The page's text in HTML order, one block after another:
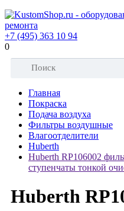
+7 (495) 363 10 94
0
Главная
Покраска
Подача воздуха
Фильтры воздушные
Влагоотделители
Huberth
Huberth RP106002
ступенчаты тонкой
Huberth